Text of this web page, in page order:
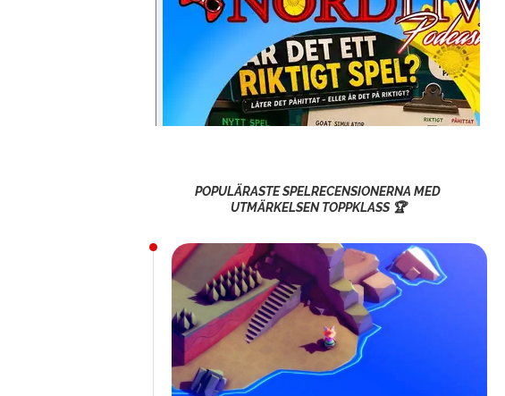
POPULÄRASTE SPELRECENSIONERNA MED
UTMÄRKELSEN TOPPKLASS 🏆